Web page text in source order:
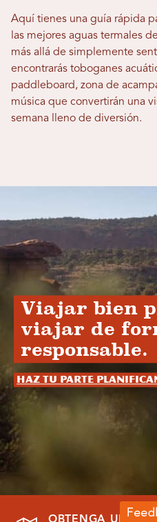
Aquí tienes una guía rápida
las mejores aguas termales
más allá de simplemente
encontrarás toboganes
paddleboard, zona de
música que convertirán una
semana lleno de diversión.
Viajar bien
viajar de
responsable.
Haz tu parte
OBTENGA UNA